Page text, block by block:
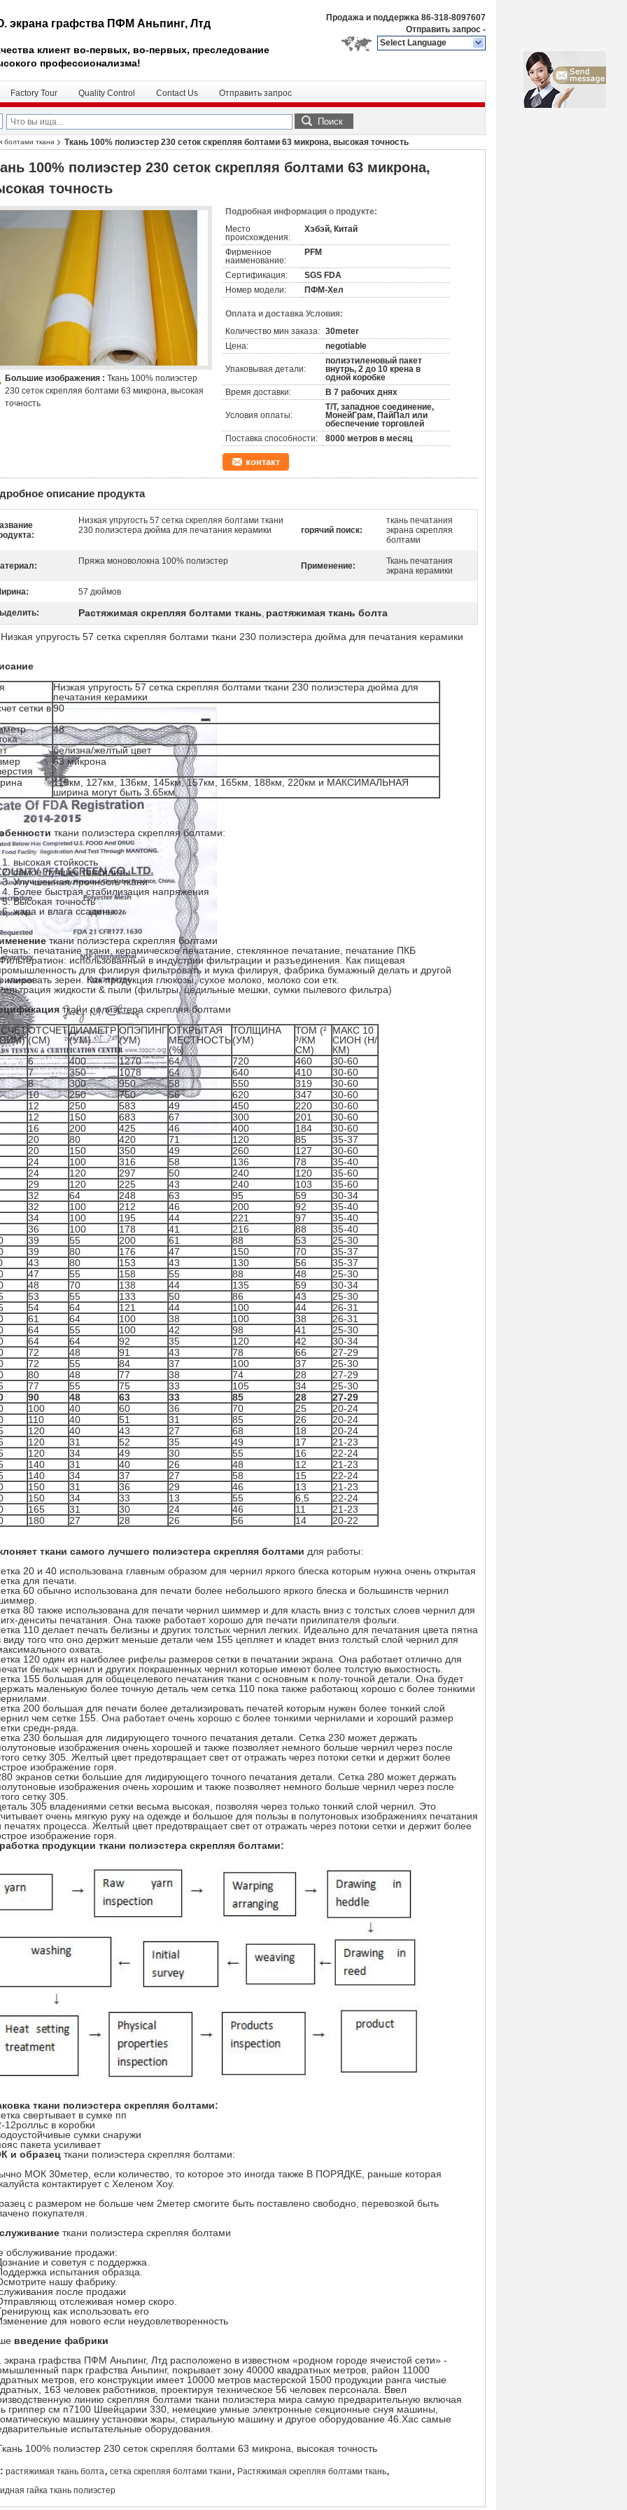
экрана графства ПФМ Аньпинг, Лтд
клиент во-первых, во-первых, преследование
профессионализма!
Продажа и поддержка 86-318-8097607
Отправить запрос -
Select Language
Factory Tour Quality Control Contact Us Отправить запрос
Поиск
болтами ткани Ткань 100% полиэстер 230 сеток скрепляя болтами 63 микрона, высокая точность
100% полиэстер 230 сеток скрепляя болтами 63 микрона,
точность
Большие изображения : Ткань 100% полиэстер
230 сеток скрепляя болтами 63 микрона, высокая
точность
Подробная информация о продукте:
Место
происхождения:
Хэбэй, Китай
Фирменное
наименование:
PFM
Сертификация:
SGS FDA
Номер модели:
ПФМ-Хел
Оплата и доставка Условия:
Количество мин заказа: 30meter
Цена:
negotiable
Упаковывая детали:
полиэтиленовый пакет
внутрь, 2 до 10 крена в
одной коробке
Время доставки:
В 7 рабочих днях
Условия оплаты:
Т/Т, западное соединение,
МонейГрам, ПайПал или
обеспечение торговлей
Поставка способности:
8000 метров в месяц
контакт
описание продукта
Низкая упругость 57 сетка скрепляя болтами ткани
230 полиэстера дюйма для печатания керамики
горячий поиск:
ткань печатания
экрана скрепляя
болтами
Пряжа моноволокна 100% полиэстер Применение:
Ткань печатания
экрана керамики
57 дюймов
Растяжимая скрепляя болтами ткань, растяжимая ткань болта
Низкая упругость 57 сетка скрепляя болтами ткани 230 полиэстера дюйма для печатания керамики
Низкая упругость 57 сетка скрепляя болтами ткани 230 полиэстера дюйма для
печатания керамики
сетки в90
48
белизна/желтый цвет
63 микрона
115км, 127км, 136км, 145км, 157км, 165км, 188км, 220км и МАКСИМАЛЬНАЯ
ширина могут быть 3.65км.
ткани полиэстера скрепляя болтами:
высокая стойкость
самое лучшее тенсилиты
Улучшенная прочность ткани
Более быстрая стабилизация напряжения
Высокая точность
жара и влага ссадины
тканиполиэстера скрепляя болтами
печатание ткани, керамическое печатание, стеклянное печатание, печатание ПКБ
использованный в индустрии фильтрации и разъединения. Как пищевая
для филируя фильтровать и мука филируя, фабрика бумажный делать и другой
зерен. Как продукция глюкозы, сухое молоко, молоко сои етк.
жидкости & пыли (фильтры, цедильные мешки, сумки пылевого фильтра)
ткани полиэстера скрепляя болтами
ОТСЧЕТ
(CM)
ДИАМЕТР
(УМ)
ОПЭПИНГ
(УМ)
ОТКРЫТАЯ
МЕСТНОСТЬ
(%)
ТОЛЩИНА
(УМ)
ТОМ (²
³/КМ
СМ)
МАКС 10
СИОН (Н/
КМ)
6
400 1270 64 720 460
30-60
7
350 1078 64 640 410
30-60
8
300 950 58 550 319
30-60
10
250 750 56 620 347
30-60
12
250 583 49 450 220
30-60
12
150 683 67 300 201
30-60
16
200 425 46 400 184
30-60
20
80 420 71 120 85
35-37
20
150 350 49 260 127
30-60
24
100 316 58 136 78
35-40
24
120 297 50 240 120
35-60
29
120 225 43 240 103
35-60
32
64 248 63 95 59
30-34
32
100 212 46 200 92
35-40
34
100 195 44 221 97
35-40
36
100 178 41 216 88
35-40
39 55 200 61 88 53
25-30
39 80 176 47 150 70
35-37
43 80 153 43 130 56
35-37
47 55 158 55 88 48
25-30
48 70 138 44 135 59
30-34
53 55 133 50 86 43
25-30
54 64 121 44 100 44
26-31
61 64 100 38 100 38
26-31
64 55 100 42 98 41
25-30
64 64 92 35 120 42
30-34
72 48 91 43 78 66
27-29
72 55 84 37 100 37
25-30
80 48 77 38 74 28
27-29
77 55 75 33 105 34
25-30
90 48 63 33 85 28
27-29
100 40 60 36 70 25
20-24
110 40 51 31 85 26
20-24
120 40 43 27 68 18
20-24
120 31 52 35 49 17
21-23
120 34 49 30 55 16
22-24
140 31 40 26 48 12
21-23
140 34 37 27 58 15
22-24
150 31 36 29 46 13
21-23
150 34 33 13 55 6,5
22-24
165 31 30 24 46 11
21-23
180 27 28 26 56 14 20-22
ткани самого лучшего полиэстера скрепляя болтами для работы:
20 и 40 использована главным образом для чернил яркого блеска которым нужна очень открытая
для печати.
60 обычно использована для печати более небольшого яркого блеска и большинств чернил
80 также использована для печати чернил шиммер и для класть вниз с толстых слоев чернил для
денситы печатания. Она также работает хорошо для печати прилипателя фольги.
110 делает печать белизны и других толстых чернил легких. Идеально для печатания цвета пятна
виду того что оно держит меньше детали чем 155 цепляет и кладет вниз толстый слой чернил для
охвата.
120 один из наиболее рифелы размеров сетки в печатании экрана. Она работает отлично для
белых чернил и других покрашенных чернил которые имеют более толстую выкостность.
155 большая для общецелевого печатания ткани с основным к полу-точной детали. Она будет
маленькую более точную деталь чем сетка 110 пока также работающ хорошо с более тонкими
200 большая для печати более детализировать печатей которым нужен более тонкий слой
чем сетке 155. Она работает очень хорошо с более тонкими чернилами и хороший размер
средн-ряда.
230 большая для лидирующего точного печатания детали. Сетка 230 может держать
изображения очень хорошей и также позволяет немного больше чернил через после
сетку 305. Желтый цвет предотвращает свет от отражать через потоки сетки и держит более
изображение горя.
экранов сетки большие для лидирующего точного печатания детали. Сетка 280 может держать
изображения очень хорошим и также позволяет немного больше чернил через после
сетку 305.
305 владениями сетки весьма высокая, позволяя через только тонкий слой чернил. Это
очень мягкую руку на одежде и большое для пользы в полутоновых изображениях печатания
печатях процесса. Желтый цвет предотвращает свет от отражать через потоки сетки и держит более
изображение горя.
продукции ткани полиэстера скрепляя болтами:
ткани полиэстера скрепляя болтами:
свертывает в сумке пп
12ролльс в коробки
сумки снаружи
пакета усиливает
и образец ткани полиэстера скрепляя болтами:
МОК 30метер, если количество, то которое это иногда также В ПОРЯДКЕ, раньше которая
контактирует с Хеленом Хоу.
с размером не больше чем 2метер смогите быть поставлено свободно, перевозкой быть
покупателя.
ткани полиэстера скрепляя болтами
обслуживание продажи:
и советуя с поддержка.
испытания образца.
нашу фабрику.
после продажи
отслеживая номер скоро.
как использовать его
для нового если неудовлетворенность
введение фабрики
графства ПФМ Аньпинг, Лтд расположено в известном «родном городе ячеистой сети» -
парк графства Аньпинг, покрывает зону 40000 квадратных метров, район 11000
метров, его конструкции имеет 10000 метров мастерской 1500 продукции ранга чистые
163 человек работников, проектируя техническое 56 человек персонала. Ввел
линию скрепляя болтами ткани полиэстера мира самую предварительную включая
гриппер см п7100 Швейцарии 330, немецкие умные электронные секционные снуя машины,
машину установки жары, стиральную машину и другое оборудование 46.Хас самые
испытательные оборудования.
растяжимая ткань болта, сетка скрепляя болтами ткани, Растяжимая скрепляя болтами ткань,
гайка ткань полиэстер